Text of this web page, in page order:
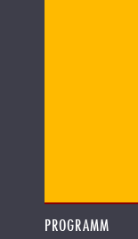
PROGRAMM